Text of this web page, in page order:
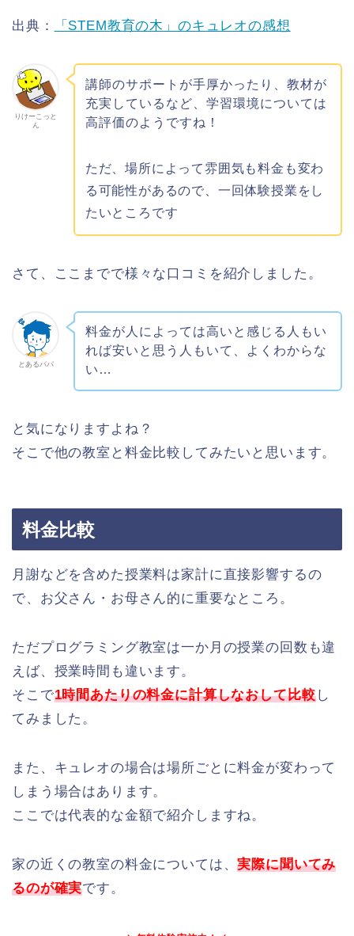
出典： 「STEM教育の木」のキュレオの感想
りけーこっと
ん
講師のサポートが手厚かったり、教材が
充実しているなど、学習環境については
高評価のようですね！
ただ、場所によって雰囲気も料金も変わ
る可能性があるので、一回体験授業をし
たいところです
さて、ここまでで様々な口コミを紹介しました。
とあるパパ
料金が人によっては高いと感じる人もい
れば安いと思う人もいて、よくわからな
い…
と気になりますよね？
そこで他の教室と料金比較してみたいと思います。
料金比較
月謝などを含めた授業料は家計に直接影響するの
で、お父さん・お母さん的に重要なところ。
ただプログラミング教室は一か月の授業の回数も違
えば、授業時間も違います。
そこで1時間あたりの料金に計算しなおして比較し
てみました。
また、キュレオの場合は場所ごとに料金が変わって
しまう場合はあります。
ここでは代表的な金額で紹介しますね。
家の近くの教室の料金については、実際に聞いてみ
るのが確実です。